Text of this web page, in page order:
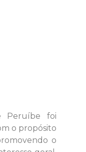
Peruíbe foi
o propósito
o